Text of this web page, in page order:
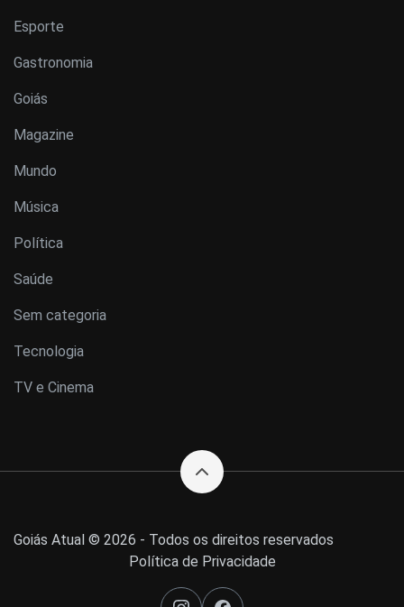
Esporte
Gastronomia
Goiás
Magazine
Mundo
Música
Política
Saúde
Sem categoria
Tecnologia
TV e Cinema
Goiás Atual © 2026 - Todos os direitos reservados
Política de Privacidade